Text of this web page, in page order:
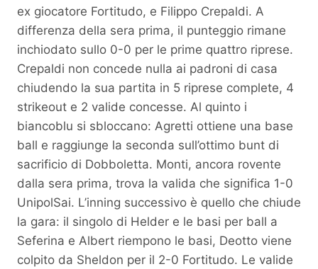
ex giocatore Fortitudo, e Filippo Crepaldi. A
differenza della sera prima, il punteggio rimane
inchiodato sullo 0-0 per le prime quattro riprese.
Crepaldi non concede nulla ai padroni di casa
chiudendo la sua partita in 5 riprese complete, 4
strikeout e 2 valide concesse. Al quinto i
biancoblu si sbloccano: Agretti ottiene una base
ball e raggiunge la seconda sull’ottimo bunt di
sacrificio di Dobboletta. Monti, ancora rovente
dalla sera prima, trova la valida che significa 1-0
UnipolSai. L’inning successivo è quello che chiude
la gara: il singolo di Helder e le basi per ball a
Seferina e Albert riempono le basi, Deotto viene
colpito da Sheldon per il 2-0 Fortitudo. Le valide